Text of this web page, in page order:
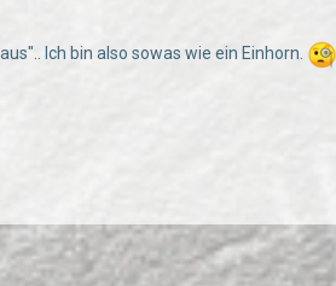
Ich bin also sowas wie ein Einhorn.